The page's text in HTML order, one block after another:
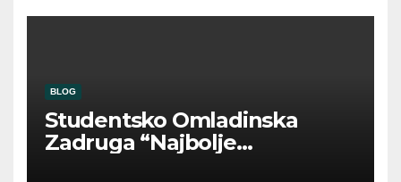
BLOG
Studentsko Omladinska
Zadruga “Najbolje